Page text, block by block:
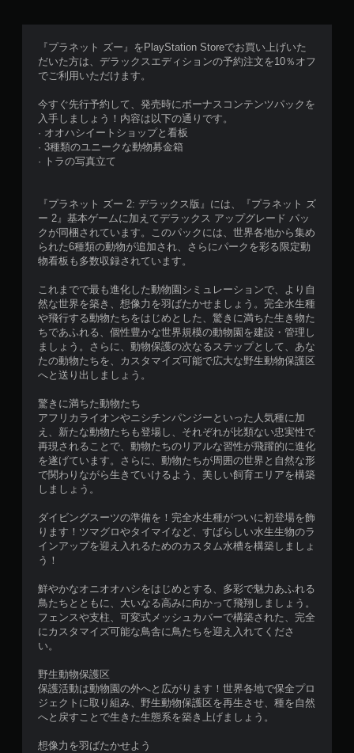
『プラネット ズー』をPlayStation Storeでお買い上げいた
だいた方は、デラックスエディションの予約注文を10％オフ
でご利用いただけます。
今すぐ先行予約して、発売時にボーナスコンテンツパックを
入手しましょう！内容は以下の通りです。
· オオハシイートショップと看板
· 3種類のユニークな動物募金箱
· トラの写真立て
『プラネット ズー 2: デラックス版』には、『プラネット ズ
ー 2』基本ゲームに加えてデラックス アップグレード パッ
クが同梱されています。このパックには、世界各地から集め
られた6種類の動物が追加され、さらにパークを彩る限定動
物看板も多数収録されています。
これまでで最も進化した動物園シミュレーションで、より自
然な世界を築き、想像力を羽ばたかせましょう。完全水生種
や飛行する動物たちをはじめとした、驚きに満ちた生き物た
ちであふれる、個性豊かな世界規模の動物園を建設・管理し
ましょう。さらに、動物保護の次なるステップとして、あな
たの動物たちを、カスタマイズ可能で広大な野生動物保護区
へと送り出しましょう。
驚きに満ちた動物たち
アフリカライオンやニシチンパンジーといった人気種に加
え、新たな動物たちも登場し、それぞれが比類ない忠実性で
再現されることで、動物たちのリアルな習性が飛躍的に進化
を遂げています。さらに、動物たちが周囲の世界と自然な形
で関わりながら生きていけるよう、美しい飼育エリアを構築
しましょう。
ダイビングスーツの準備を！完全水生種がついに初登場を飾
ります！ツマグロやタイマイなど、すばらしい水生生物のラ
インアップを迎え入れるためのカスタム水槽を構築しましょ
う！
鮮やかなオニオオハシをはじめとする、多彩で魅力あふれる
鳥たちとともに、大いなる高みに向かって飛翔しましょう。
フェンスや支柱、可変式メッシュカバーで構築された、完全
にカスタマイズ可能な鳥舎に鳥たちを迎え入れてくださ
い。
野生動物保護区
保護活動は動物園の外へと広がります！世界各地で保全プロ
ジェクトに取り組み、野生動物保護区を再生させ、種を自然
へと戻すことで生きた生態系を築き上げましょう。
想像力を羽ばたかせよう